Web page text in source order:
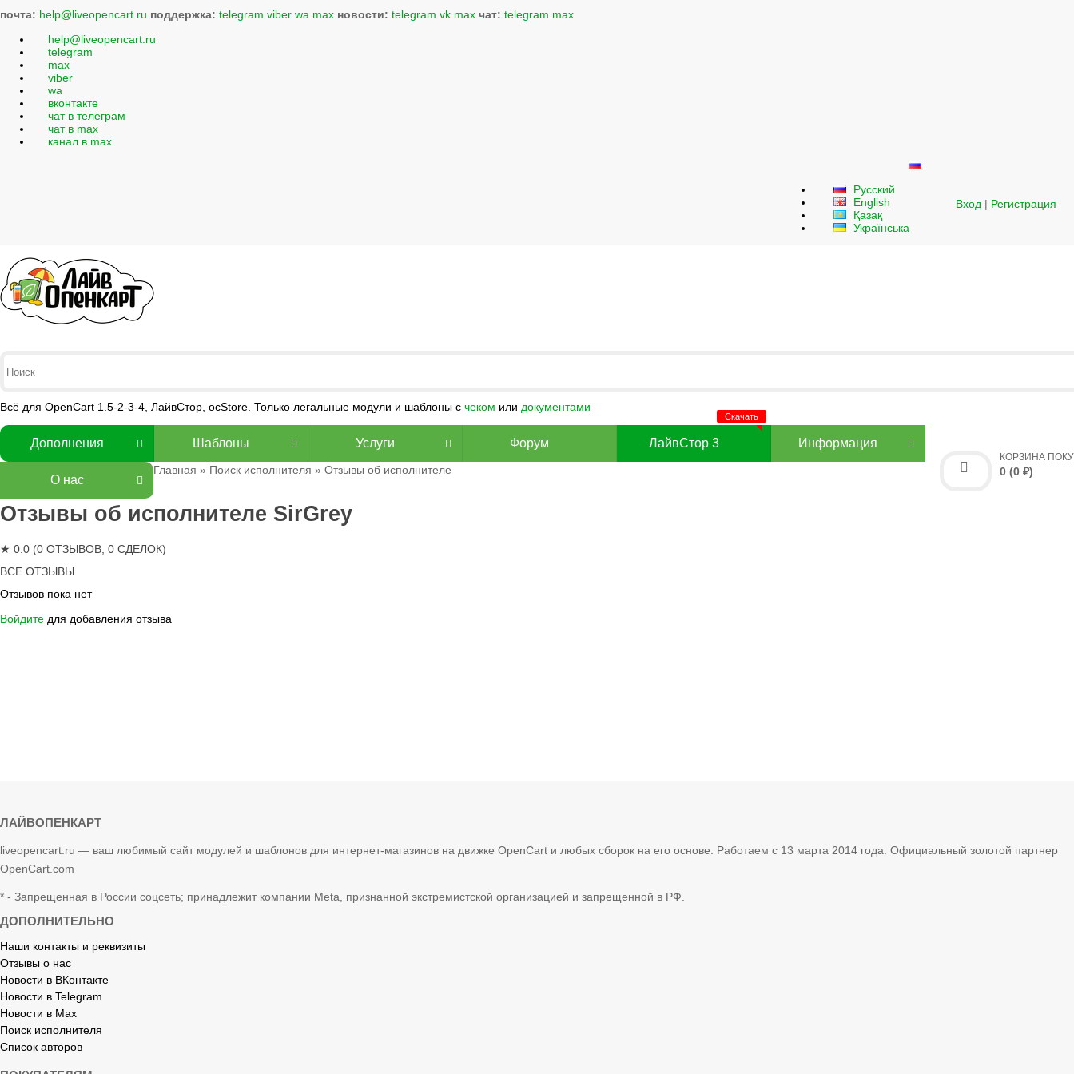
почта: help@liveopencart.ru поддержка: telegram viber wa max новости: telegram vk max чат: telegram max
help@liveopencart.ru
telegram
max
viber
wa
вконтакте
чат в телеграм
чат в max
канал в max
Русский
English
Қазақ
Українська
Вход | Регистрация
Всё для OpenCart 1.5-2-3-4, ЛайвСтор, ocStore. Только легальные модули и шаблоны с чеком или документами
КОРЗИНА
0 (0 ₽)
Дополнения Шаблоны Услуги Форум ЛайвСтор 3 Информация
О нас
Главная » Поиск исполнителя » Отзывы об исполнителе
Отзывы об исполнителе SirGrey
★ 0.0 (0 ОТЗЫВОВ, 0 СДЕЛОК)
ВСЕ ОТЗЫВЫ
Отзывов пока нет
Войдите для добавления отзыва
ЛАЙВОПЕНКАРТ
liveopencart.ru — ваш любимый сайт модулей и шаблонов для интернет-магазинов на движке OpenCart и любых сборок на его основе. Работаем с 13 марта 2014 года. Официальный золотой партнер
OpenCart.com
* - Запрещенная в России соцсеть; принадлежит компании Meta, признанной экстремистской организацией и запрещенной в РФ.
ДОПОЛНИТЕЛЬНО
Наши контакты и реквизиты
Отзывы о нас
Новости в ВКонтакте
Новости в Telegram
Новости в Max
Поиск исполнителя
Список авторов